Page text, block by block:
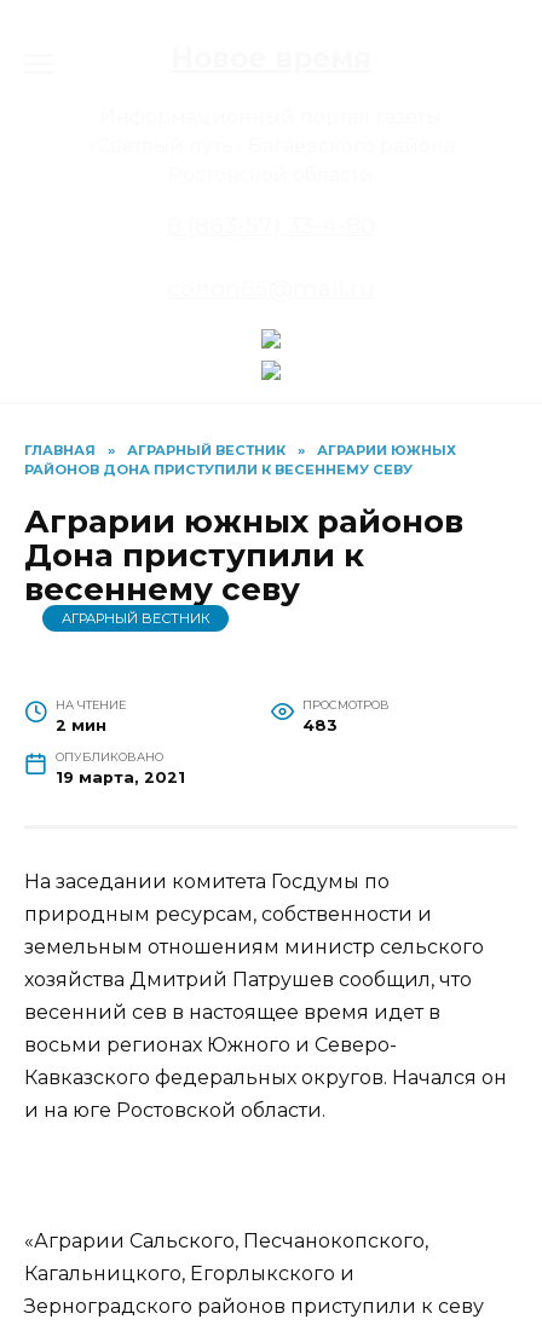
ГЛАВНАЯ » АГРАРНЫЙ ВЕСТНИК »
АГРАРИИ ЮЖНЫХ
РАЙОНОВ ДОНА ПРИСТУПИЛИ К ВЕСЕННЕМУ СЕВУ
Аграрии южных районов
Дона приступили к
весеннему севу
АГРАРНЫЙ ВЕСТНИК
НА ЧТЕНИЕ
2 мин
ПРОСМОТРОВ
483
ОПУБЛИКОВАНО
19 марта, 2021
На заседании комитета Госдумы по
природным ресурсам, собственности и
земельным отношениям министр сельского
хозяйства Дмитрий Патрушев сообщил, что
весенний сев в настоящее время идет в
восьми регионах Южного и Северо-
Кавказского федеральных округов. Начался он
и на юге Ростовской области.
«Аграрии Сальского, Песчанокопского,
Кагальницкого, Eгорлыкского и
Зерноградского районов приступили к севу